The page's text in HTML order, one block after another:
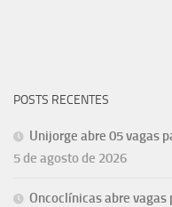
POSTS RECENTES
Unijorge abre 05 vagas
5 de agosto de 2026
Oncoclínicas abre vagas